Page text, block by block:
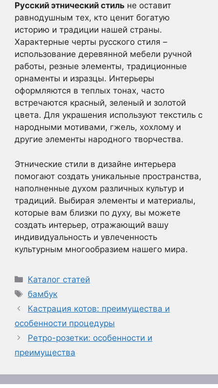
Русский этнический стиль не оставит
равнодушным тех, кто ценит богатую
историю и традиции нашей страны.
Характерные черты русского стиля –
использование деревянной мебели ручной
работы, резные элементы, традиционные
орнаменты и изразцы. Интерьеры
оформляются в теплых тонах, часто
встречаются красный, зеленый и золотой
цвета. Для украшения используют текстиль с
народными мотивами, гжель, хохлому и
другие элементы народного творчества.
Этнические стили в дизайне интерьера
помогают создать уникальные пространства,
наполненные духом различных культур и
традиций. Выбирая элементы и материалы,
которые вам близки по духу, вы можете
создать интерьер, отражающий вашу
индивидуальность и увлеченность
культурным многообразием нашего мира.
Рубрики
Каталог статей
Метки
бамбук
Кастрация котов: преимущества и
особенности процедуры
Ретро-розетки: особенности и
преимущества